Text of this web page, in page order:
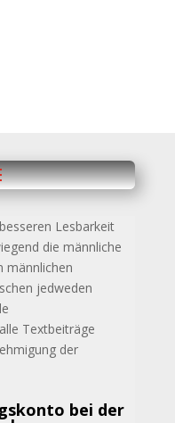
Lesbarkeit
die männliche
männlichen
jedweden
Textbeiträge
der
bei der